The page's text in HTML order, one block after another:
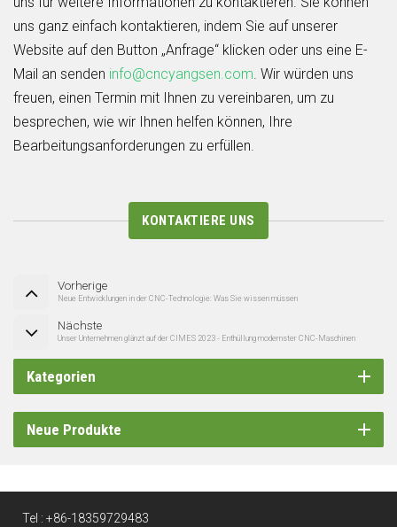
uns ganz einfach kontaktieren, indem Sie auf unserer
Website auf den Button „Anfrage“ klicken oder uns eine E-
Mail an senden info@cncyangsen.com. Wir würden uns
freuen, einen Termin mit Ihnen zu vereinbaren, um zu
besprechen, wie wir Ihnen helfen können, Ihre
Bearbeitungsanforderungen zu erfüllen.
KONTAKTIERE UNS
Vorherige
Neue Entwicklungen in der CNC-Technologie: Was Sie wissen müssen
Nächste
Unser Unternehmen glänzt auf der CIMES 2023 - Enthüllung modernster CNC-Maschinen
Kategorien
Neue Produkte
Tel : +86-18359729483